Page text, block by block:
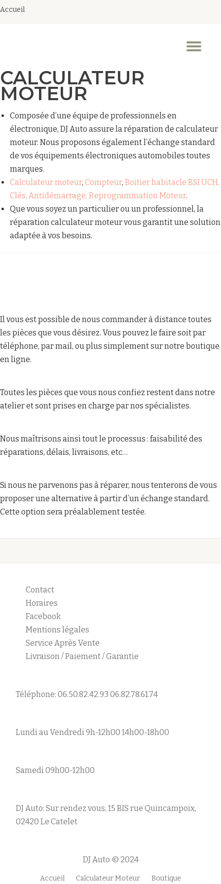
Accueil
CALCULATEUR
MOTEUR
Composée d’une équipe de professionnels en
électronique, DJ Auto assure la réparation de calculateur
moteur. Nous proposons également l’échange standard
de vos équipements électroniques automobiles toutes
marques.
Calculateur moteur, Compteur, Boitier habitacle BSI UCH,
Clés, Antidémarrage, Reprogrammation Moteur.
Que vous soyez un particulier ou un professionnel, la
réparation calculateur moteur vous garantit une solution
adaptée à vos besoins.
Il vous est possible de nous commander à distance toutes
les pièces que vous désirez. Vous pouvez le faire soit par
téléphone, par mail, ou plus simplement sur notre boutique
en ligne.
Toutes les pièces que vous nous confiez restent dans notre
atelier et sont prises en charge par nos spécialistes.
Nous maîtrisons ainsi tout le processus : faisabilité des
réparations, délais, livraisons, etc…
Si nous ne parvenons pas à réparer, nous tenterons de vous
proposer une alternative à partir d’un échange standard.
Cette option sera préalablement testée.
Contact
Horaires
Facebook
Mentions légales
Service Après Vente
Livraison / Paiement / Garantie
Téléphone: 06.50.82.42.93 06.82.78.61.74
Lundi au Vendredi 9h-12h00 14h00-18h00
Samedi 09h00-12h00
DJ Auto: Sur rendez vous, 15 BIS rue Quincampoix,
02420 Le Catelet
DJ Auto © 2024
Accueil Calculateur Moteur Boutique